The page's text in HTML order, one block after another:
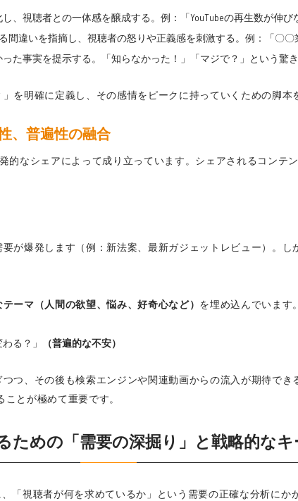
、視聴者との一体感を醸成する。例：「YouTubeの再生数が伸び
間違いを指摘し、視聴者の怒りや正義感を刺激する。例：「〇〇
た事実を提示する。「知らなかった！」「マジで？」という驚
を明確に定義し、その感情をピークに持っていくための脚本
、普遍性の融合
的なシェアによって成り立っています。シェアされるコンテ
が爆発します（例：新法案、最新ガジェットレビュー）。
ーマ（人間の欲望、悩み、好奇心など） を埋め込んでいます。
る？」 （普遍的な不安）
つ、その後も検索エンジンや関連動画からの流入が期待で
とが極めて重要です。
ための「需要の深掘り」と戦略的な
「視聴者が何を求めているか」という需要の正確な分析にか